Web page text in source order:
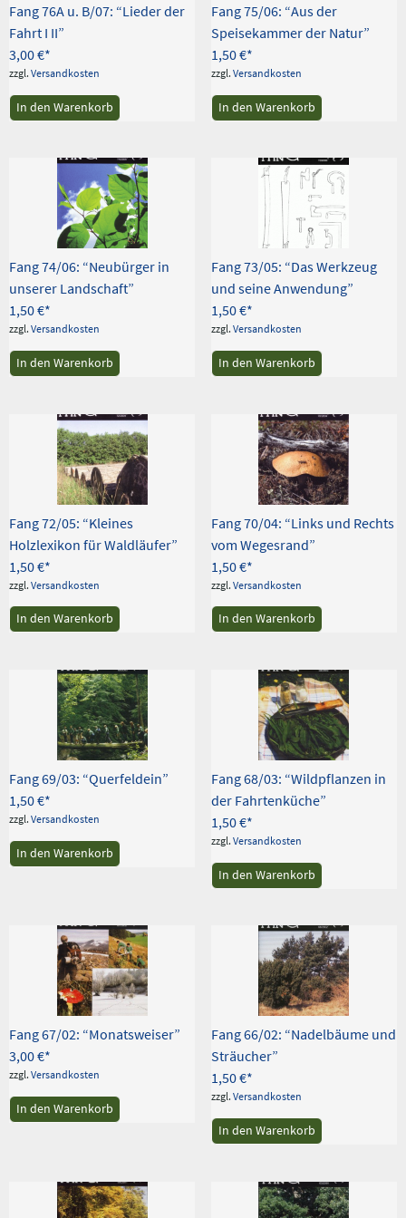
Fang 76A u. B/07: “Lieder der
Fahrt I II”
3,00€
zzgl. Versandkosten
In den Warenkorb
Fang 75/06: “Aus der
Speisekammer der Natur”
1,50€
zzgl. Versandkosten
In den Warenkorb
Fang 74/06: “Neubürger in
unserer Landschaft”
1,50€
zzgl. Versandkosten
In den Warenkorb
Fang 73/05: “Das Werkzeug
und seine Anwendung”
1,50€
zzgl. Versandkosten
In den Warenkorb
Fang 72/05: “Kleines
Holzlexikon für Waldläufer”
1,50€
zzgl. Versandkosten
In den Warenkorb
Fang 70/04: “Links und Rechts
vom Wegesrand”
1,50€
zzgl. Versandkosten
In den Warenkorb
Fang 69/03: “Querfeldein”
1,50€
zzgl. Versandkosten
In den Warenkorb
Fang 68/03: “Wildpflanzen in
der Fahrtenküche”
1,50€
zzgl. Versandkosten
In den Warenkorb
Fang 67/02: “Monatsweiser”
3,00€
zzgl. Versandkosten
In den Warenkorb
Fang 66/02: “Nadelbäume und
Sträucher”
1,50€
zzgl. Versandkosten
In den Warenkorb